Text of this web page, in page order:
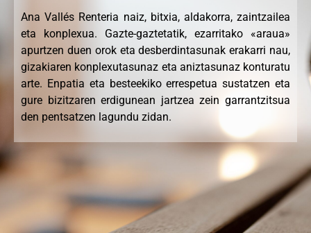
Ana Vallés Renteria naiz, bitxia, aldakorra, zaintzailea
eta konplexua. Gazte-gaztetatik, ezarritako «araua»
apurtzen duen orok eta desberdintasunak erakarri nau,
gizakiaren konplexutasunaz eta aniztasunaz konturatu
arte. Enpatia eta besteekiko errespetua sustatzen eta
gure bizitzaren erdigunean jartzea zein garrantzitsua
den pentsatzen lagundu zidan.